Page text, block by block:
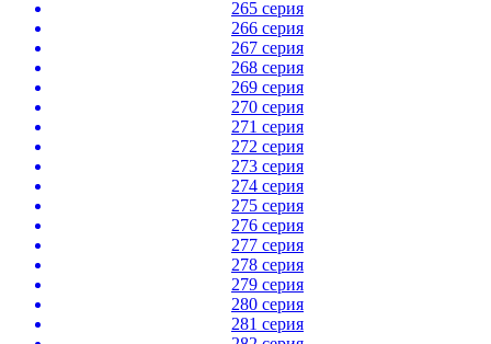
265 серия
266 серия
267 серия
268 серия
269 серия
270 серия
271 серия
272 серия
273 серия
274 серия
275 серия
276 серия
277 серия
278 серия
279 серия
280 серия
281 серия